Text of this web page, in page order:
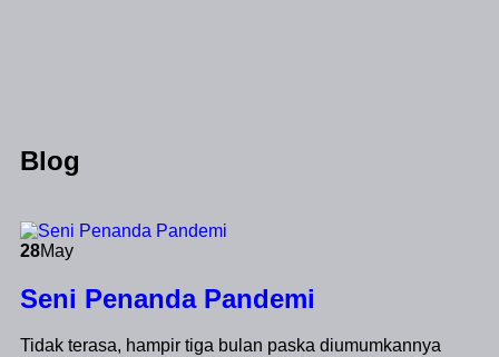
Blog
28May
Seni Penanda Pandemi
Tidak terasa, hampir tiga bulan paska diumumkannya